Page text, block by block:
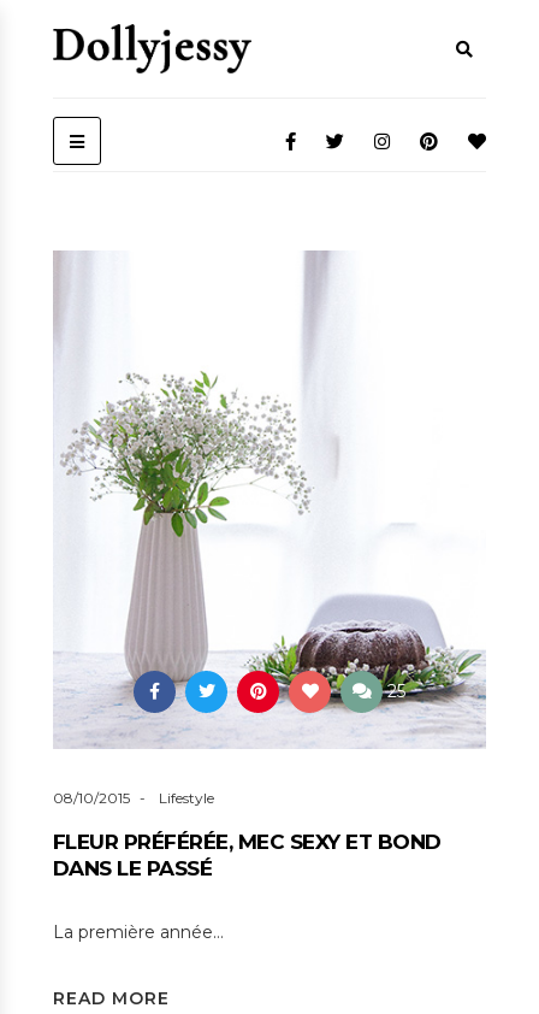
25
08/10/2015 Lifestyle
FLEUR PRÉFÉRÉE, MEC SEXY ET BOND
DANS LE PASSÉ
La première année…
READ MORE